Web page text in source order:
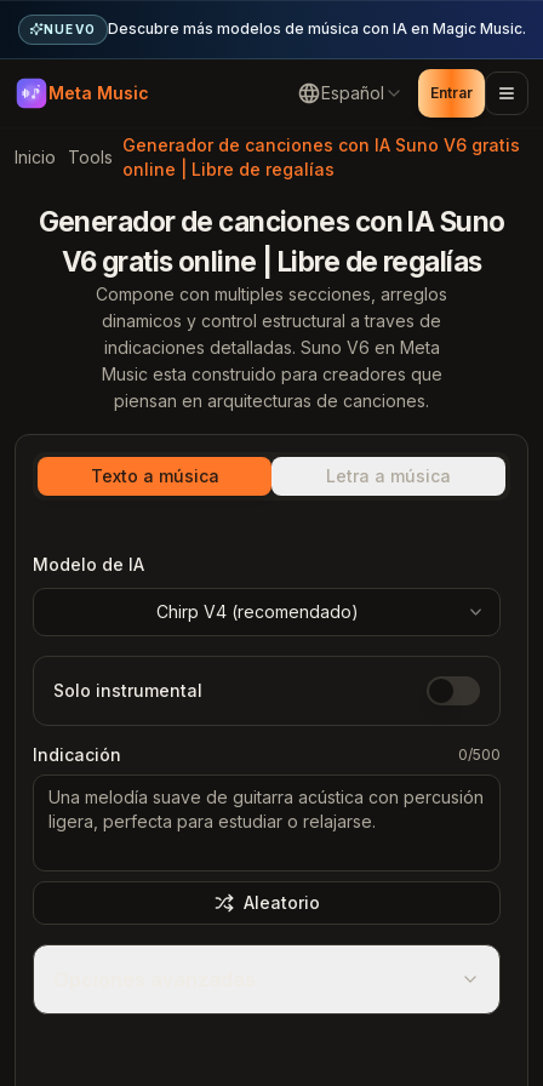
NUEVO Descubre más modelos de música con IA en Magic Music.
Meta Music Español Entrar
Inicio Tools
Generador de canciones con IA Suno V6 gratis
online | Libre de regalías
Generador de canciones con IA Suno
V6 gratis online | Libre de regalías
Compone con multiples secciones, arreglos
dinamicos y control estructural a traves de
indicaciones detalladas. Suno V6 en Meta
Music esta construido para creadores que
piensan en arquitecturas de canciones.
Texto a música Letra a música
Modelo de IA
Chirp V4 (recomendado)
Solo instrumental
Indicación 0/500
Aleatorio